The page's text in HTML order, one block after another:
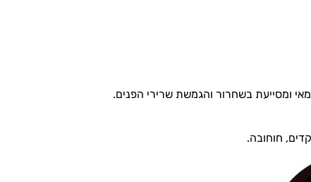
ומסייעת בשחרור והגמשת שרירי הפנים.
חוחובה.